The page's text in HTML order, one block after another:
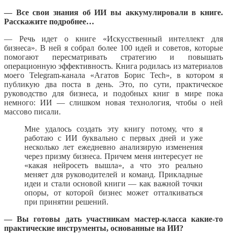
— Все свои знания об ИИ вы аккумулировали в книге.
Расскажите подробнее…
— Речь идет о книге «Искусственный интеллект для
бизнеса». В ней я собрал более 100 идей и советов, которые
помогают пересматривать стратегию и повышать
операционную эффективность. Книга родилась из материалов
моего Telegram-канала «Агатов Борис Tech», в котором я
публикую два поста в день. Это, по сути, практическое
руководство для бизнеса, и подобных книг в мире пока
немного: ИИ — слишком новая технология, чтобы о ней
массово писали.
Мне удалось создать эту книгу потому, что я
работаю с ИИ буквально с первых дней и уже
несколько лет ежедневно анализирую изменения
через призму бизнеса. Причем меня интересует не
«какая нейросеть вышла», а что это реально
меняет для руководителей и команд. Прикладные
идеи и стали основой книги — как важной точки
опоры, от которой бизнес может отталкиваться
при принятии решений.
— Вы готовы дать участникам мастер-класса какие-то
практические инструменты, основанные на ИИ?